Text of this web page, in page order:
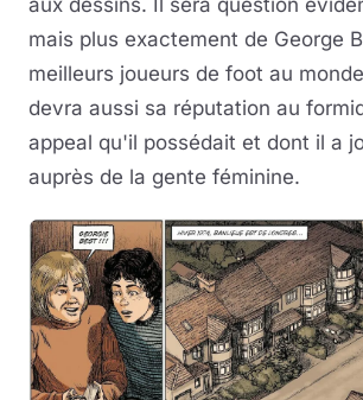
mais plus exactement de George
meilleurs joueurs de foot au
devra aussi sa réputation au
appeal qu'il possédait et dont il a
auprès de la gente féminine.